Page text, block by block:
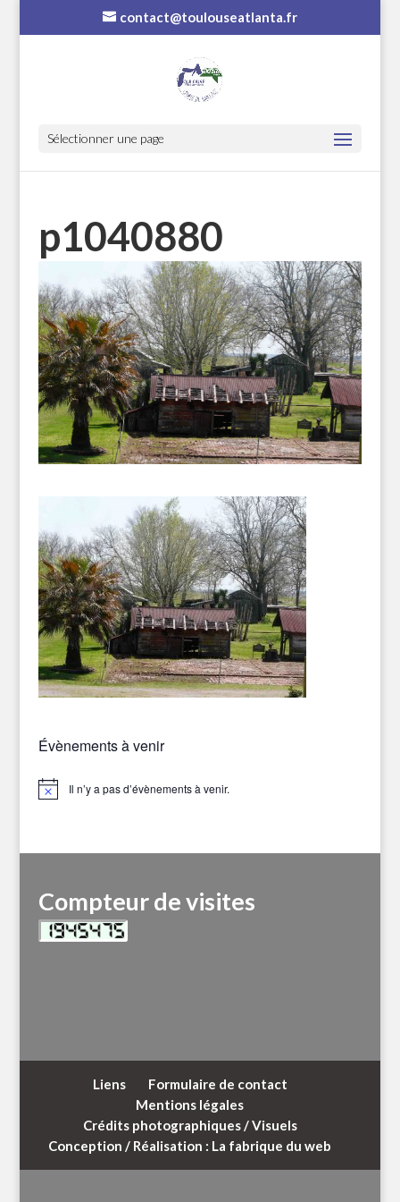
contact@toulouseatlanta.fr
Sélectionner une page
p1040880
Évènements à venir
Notice Il n’y a pas d’évènements à venir.
Compteur de visites
Liens
Formulaire de contact
Mentions légales
Crédits photographiques / Visuels
Conception / Réalisation : La fabrique du web